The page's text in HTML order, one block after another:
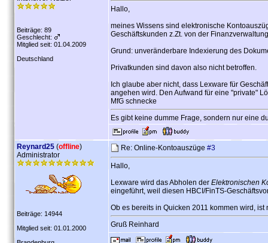
Beiträge: 89
Geschlecht:
Mitglied seit: 01.04.2009
Deutschland
Hallo,
meines Wissens sind elektronische
Geschäftskunden z.Zt. von der
Grund: unveränderbare Indexierung des
Privatkunden sind davon also nicht betroffen.
Ich glaube aber nicht, dass Lexware für
angehen wird. Den Aufwand für eine "private"
MfG schnecke
Es gibt keine dumme Frage, sondern nur eine
Reynard25 (offline)
Administrator
Beiträge: 14944
Mitglied seit: 01.01.2000
Re: Online-Kontoauszüge #3
Hallo,
Lexware wird das Abholen der Elektronischen
eingeführt, weil diesen HBCI/FinTS-
Ob es bereits in Quicken 2011 kommen wird, ist
Gruß Reinhard